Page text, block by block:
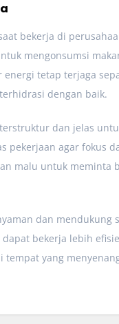
bekerja di
mengonsumsi
energi tetap terjaga
dengan baik.
dan jelas
pekerjaan agar fokus
malu untuk meminta
dan mendukung
bekerja lebih
yang